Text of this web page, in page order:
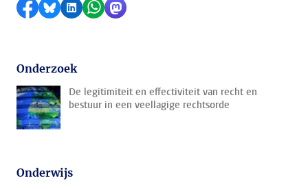
Delen op Facebook
Delen via Bluesky
Delen op LinkedIn
Delen via WhatsApp
Delen via Mastodon
Onderzoek
De legitimiteit en effectiviteit van recht en
bestuur in een veellagige rechtsorde
Onderwijs